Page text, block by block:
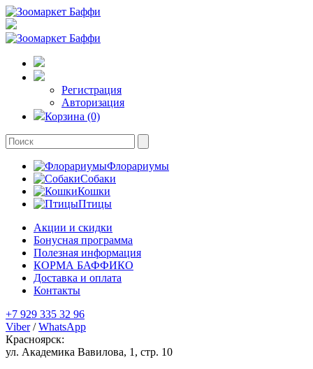
Регистрация
Авторизация
Корзина (0)
Флорариумы
Собаки
Кошки
Птицы
Акции и скидки
Бонусная программа
Полезная информация
КОРМА БАФФИКО
Доставка и оплата
Контакты
+7 929 335 32 96
Viber/WhatsApp
Красноярск:
ул. Академика Вавилова, 1, стр. 10